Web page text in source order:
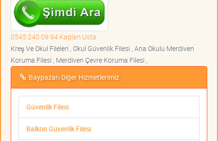
0545 240 09 94 Kaplan Usta
Kreş Ve Okul Fileleri , Okul Güvenlik Filesi , Ana Okulu Merdiven
Koruma Filesi , Merdiven Çevre Koruma Filesi ,
Baypazarı Diğer Hizmetlerimiz
Güvenlik Filesi
Balkon Güvenlik Filesi